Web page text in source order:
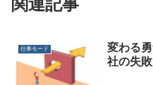
関連記事
仕事モード
変わる
社の失